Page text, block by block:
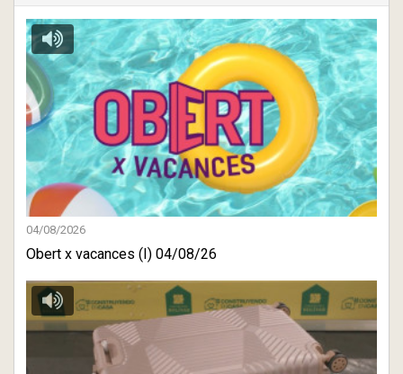
04/08/2026
Obert x vacances (I) 04/08/26